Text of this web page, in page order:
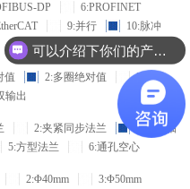
DP
6:PROFINET
9:并行
10:脉冲
值 2:多圈绝对值
3:增量
输出
2:夹紧同步法兰
3:盲孔轴
5:方型法兰 6:通孔空心
2:Φ40mm
3:Φ50mm
可以介绍下你们的产品么？